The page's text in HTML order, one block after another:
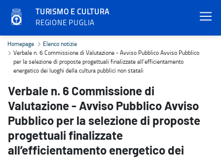
TURISMO E CULTURA
REGIONE PUGLIA
Verbale n. 6 Commissione di Valutazione - Avviso Pubblico
Homepage
Elenco notizie
Verbale n. 6 Commissione di Valutazione - Avviso Pubblico Avviso Pubblico
per la selezione di proposte progettuali finalizzate all’efficientamento
energetico dei luoghi della cultura pubblici non statali
Verbale n. 6 Commissione di
Valutazione - Avviso Pubblico Avviso
Pubblico per la selezione di proposte
progettuali finalizzate
all’efficientamento energetico dei